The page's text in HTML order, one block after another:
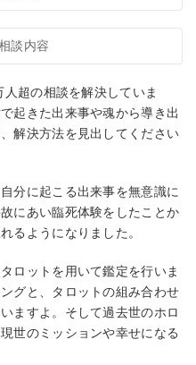
談内容
超の相談を解決していま
起きた出来事や魂から導き出
解決方法を見出してください
分に起こる出来事を無意識に
にあい臨死体験をしたことか
るようになりました。
ロットを用いて鑑定を行いま
グと、タロットの組み合わせ
ますよ。そして過去世のホロ
世のミッションや幸せになる